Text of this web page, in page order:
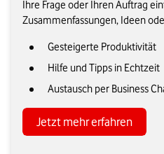
Ihre Frage oder Ihren Auftrag
Zusammenfassungen, Ideen
Gesteigerte Produktivität
Hilfe und Tipps in Echtzeit
Austausch per Business
Jetzt mehr erfahren